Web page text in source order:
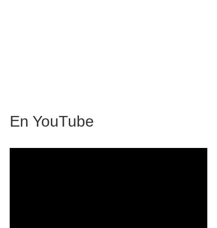
En YouTube